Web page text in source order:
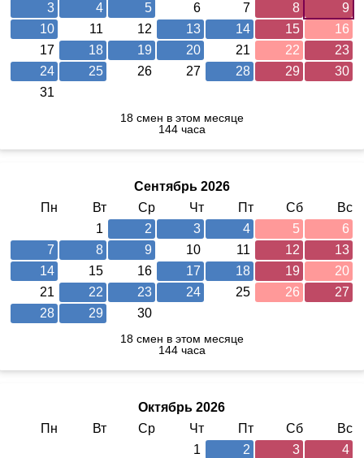
3
4 5 6 7 8
9
10
11 12 13 14 15
16
17
18 19 20 21 22
23
24
25 26 27 28 29
30
31
18 смен в этом месяце
144 часа
Сентябрь 2026
Пн
Вт Ср Чт Пт Сб
Вс
1
2 3 4 5
6
7
8 9 10 11 12
13
14
15 16 17 18 19
20
21
22 23 24 25 26
27
28
29 30
18 смен в этом месяце
144 часа
Октябрь 2026
Пн
Вт Ср Чт Пт Сб
Вс
1
2 3
4